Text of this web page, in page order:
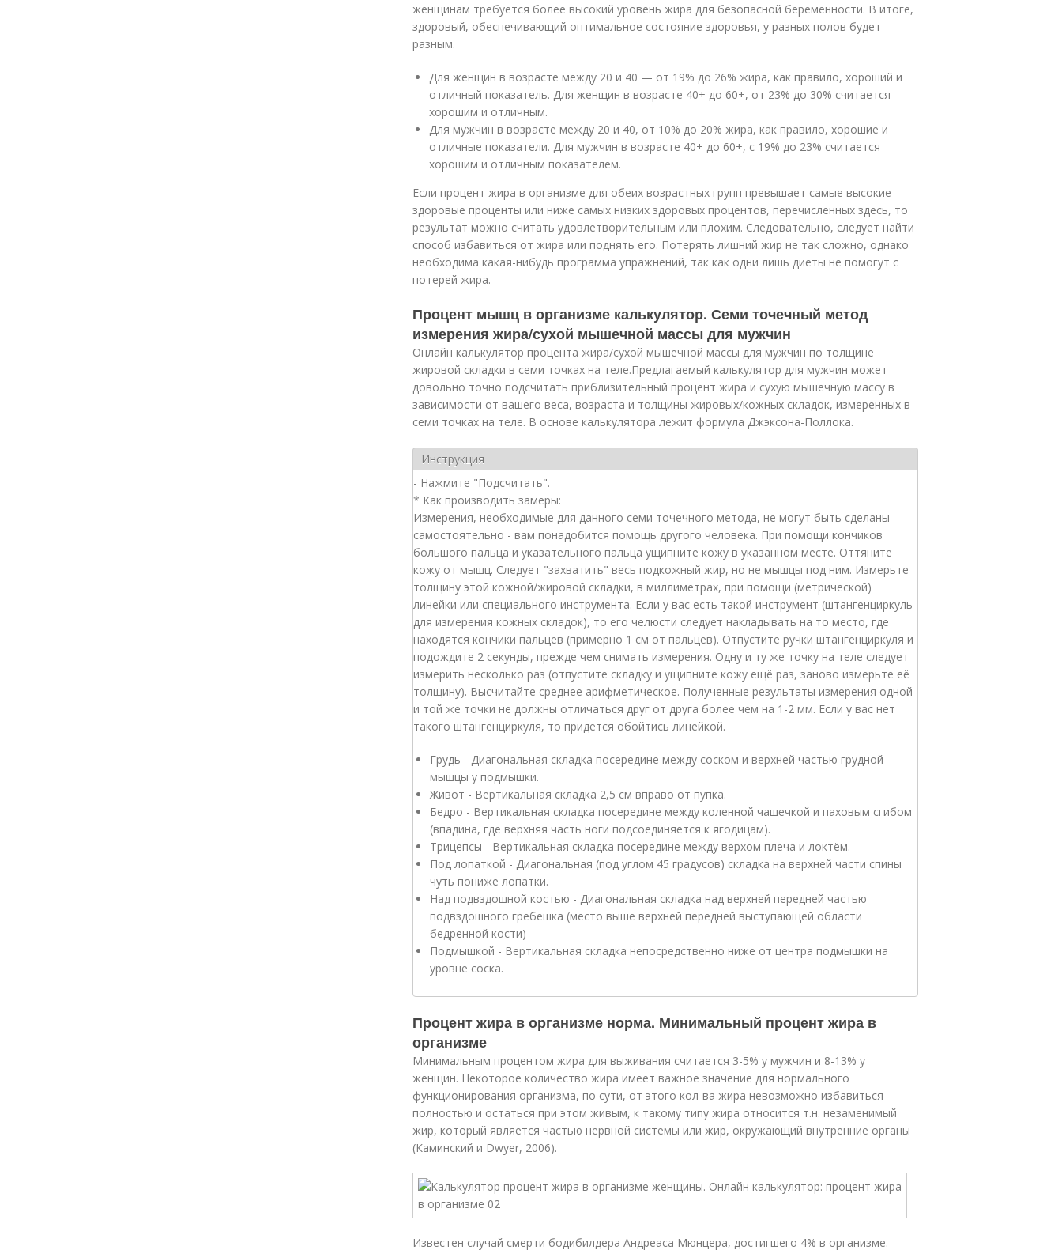
женщинам требуется более высокий уровень жира для безопасной беременности. В итоге,
здоровый, обеспечивающий оптимальное состояние здоровья, у разных полов будет
разным.
Для женщин в возрасте между 20 и 40 — от 19% до 26% жира, как правило, хороший и
отличный показатель. Для женщин в возрасте 40+ до 60+, от 23% до 30% считается
хорошим и отличным.
Для мужчин в возрасте между 20 и 40, от 10% до 20% жира, как правило, хорошие и
отличные показатели. Для мужчин в возрасте 40+ до 60+, с 19% до 23% считается
хорошим и отличным показателем.
Если процент жира в организме для обеих возрастных групп превышает самые высокие
здоровые проценты или ниже самых низких здоровых процентов, перечисленных здесь, то
результат можно считать удовлетворительным или плохим. Следовательно, следует найти
способ избавиться от жира или поднять его. Потерять лишний жир не так сложно, однако
необходима какая-нибудь программа упражнений, так как одни лишь диеты не помогут с
потерей жира.
Процент мышц в организме калькулятор. Семи точечный метод
измерения жира/сухой мышечной массы для мужчин
Онлайн калькулятор процента жира/сухой мышечной массы для мужчин по толщине
жировой складки в семи точках на теле.Предлагаемый калькулятор для мужчин может
довольно точно подсчитать приблизительный процент жира и сухую мышечную массу в
зависимости от вашего веса, возраста и толщины жировых/кожных складок, измеренных в
семи точках на теле. В основе калькулятора лежит формула Джэксона-Поллока.
Инструкция
- Заполните поля.
- Нажмите "Подсчитать".
* Как производить замеры:
Измерения, необходимые для данного семи точечного метода, не могут быть сделаны
самостоятельно - вам понадобится помощь другого человека. При помощи кончиков
большого пальца и указательного пальца ущипните кожу в указанном месте. Оттяните
кожу от мышц. Следует "захватить" весь подкожный жир, но не мышцы под ним. Измерьте
толщину этой кожной/жировой складки, в миллиметрах, при помощи (метрической)
линейки или специального инструмента. Если у вас есть такой инструмент (штангенциркуль
для измерения кожных складок), то его челюсти следует накладывать на то место, где
находятся кончики пальцев (примерно 1 см от пальцев). Отпустите ручки штангенциркуля и
подождите 2 секунды, прежде чем снимать измерения. Одну и ту же точку на теле следует
измерить несколько раз (отпустите складку и ущипните кожу ещё раз, заново измерьте её
толщину). Высчитайте среднее арифметическое. Полученные результаты измерения одной
и той же точки не должны отличаться друг от друга более чем на 1-2 мм. Если у вас нет
такого штангенциркуля, то придётся обойтись линейкой.
Грудь - Диагональная складка посередине между соском и верхней частью грудной
мышцы у подмышки.
Живот - Вертикальная складка 2,5 см вправо от пупка.
Бедро - Вертикальная складка посередине между коленной чашечкой и паховым сгибом
(впадина, где верхняя часть ноги подсоединяется к ягодицам).
Трицепсы - Вертикальная складка посередине между верхом плеча и локтём.
Под лопаткой - Диагональная (под углом 45 градусов) складка на верхней части спины
чуть пониже лопатки.
Над подвздошной костью - Диагональная складка над верхней передней частью
подвздошного гребешка (место выше верхней передней выступающей области
бедренной кости)
Подмышкой - Вертикальная складка непосредственно ниже от центра подмышки на
уровне соска.
Процент жира в организме норма. Минимальный процент жира в
организме
Минимальным процентом жира для выживания считается 3-5% у мужчин и 8-13% у
женщин. Некоторое количество жира имеет важное значение для нормального
функционирования организма, по сути, от этого кол-ва жира невозможно избавиться
полностью и остаться при этом живым, к такому типу жира относится т.н. незаменимый
жир, который является частью нервной системы или жир, окружающий внутренние органы
(Каминский и Dwyer, 2006).
Известен случай смерти бодибилдера Андреаса Мюнцера, достигшего 4% в организме.